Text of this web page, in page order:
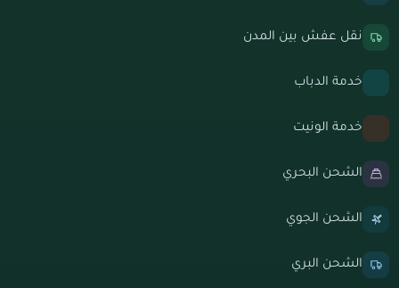
نقل عفش بين المدن
خدمة الدباب
خدمة الونيت
الشحن البحري
الشحن الجوي
الشحن البري